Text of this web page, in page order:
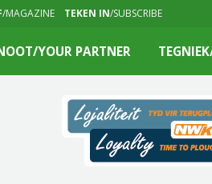
/MAGAZINE TEKEN IN/SUBSCRIBE
YOUR PARTNER